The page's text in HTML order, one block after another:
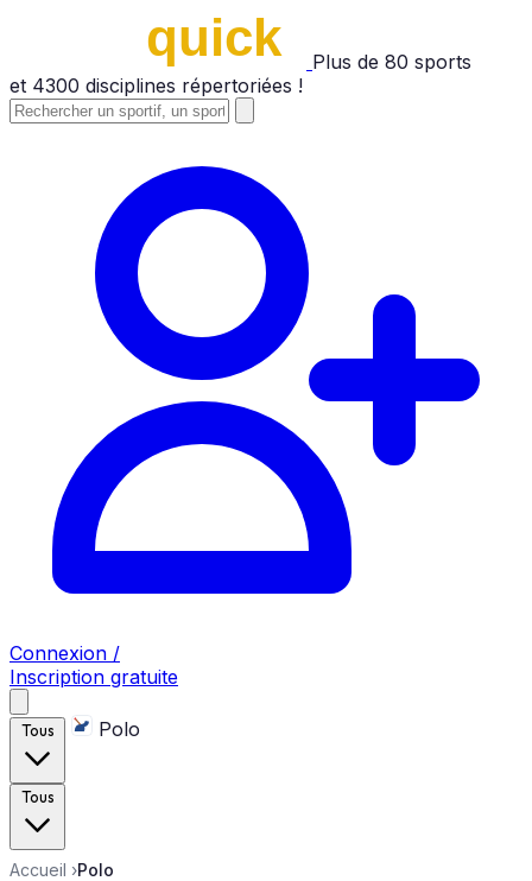
Plus de 80 sports
et 4300 disciplines répertoriées !
Connexion /
Inscription gratuite
Tous Polo
Tous
Accueil ›Polo